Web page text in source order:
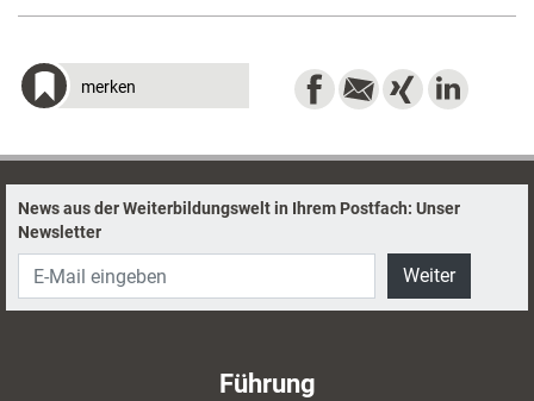
merken
News aus der Weiterbildungswelt in Ihrem Postfach: Unser
Newsletter
Weiter
Führung